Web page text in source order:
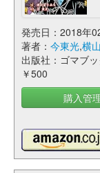
発売日：2018年
著者： 今東光,横
出版社：ゴマブ
￥500
購入管